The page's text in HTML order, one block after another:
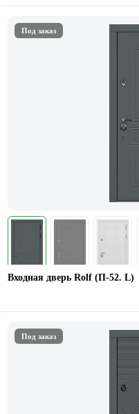
Под заказ
Входная дверь Rolf (П-52. L)
Под заказ